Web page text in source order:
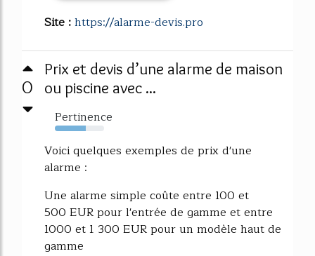
Site :https://alarme-devis.pro
0
Prix et devis d’une alarme de maison
ou piscine avec ...
Pertinence
63%
Voici quelques exemples de prix d'une
alarme :
Une alarme simple coûte entre 100 et
500 EUR pour l'entrée de gamme et entre
1000 et 1 300 EUR pour un modèle haut de
gamme